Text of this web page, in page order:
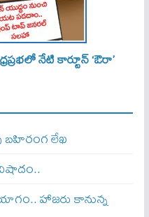
నేటి కార్టూన్ ‘ఔరా’
బహిరంగ లేఖ
హాజరు కానున్న